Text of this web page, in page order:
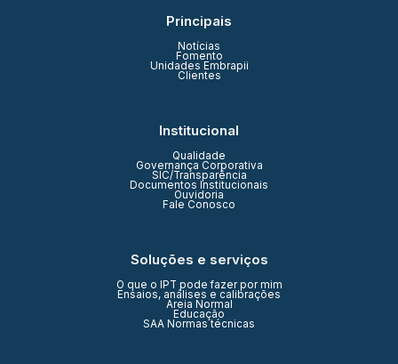
Principais
Notícias
Fomento
Unidades Embrapii
Clientes
Institucional
Qualidade
Governança Corporativa
SIC/Transparência
Documentos Institucionais
Ouvidoria
Fale Conosco
Soluções e serviços
O que o IPT pode fazer por mim
Ensaios, análises e calibrações
Areia Normal
Educação
SAA Normas técnicas